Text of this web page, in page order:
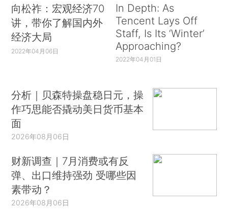
向松祚：宏观经济70
讲，带你了解国内外
经济大局
2022年04月06日
In Depth: As
Tencent Lays Off
Staff, Is Its ‘Winter’
Approaching?
2022年04月01日
分析｜贝森特操盘稳日元，操
作巧思能否撬动美日货币基本
面
2026年08月06日
财新调查｜7月消费或有反
弹、出口维持强劲 受哪些因
素带动？
2026年08月06日